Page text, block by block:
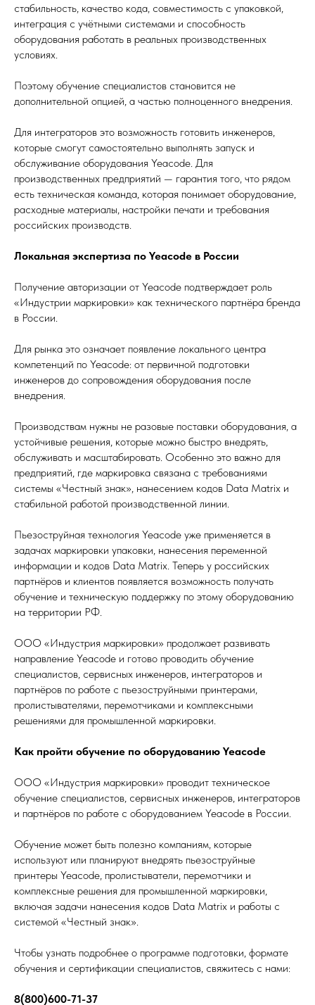
стабильность, качество кода, совместимость с упаковкой,
интеграция с учётными системами и способность
оборудования работать в реальных производственных
условиях.
Поэтому обучение специалистов становится не
дополнительной опцией, а частью полноценного внедрения.
Для интеграторов это возможность готовить инженеров,
которые смогут самостоятельно выполнять запуск и
обслуживание оборудования Yeacode. Для
производственных предприятий — гарантия того, что рядом
есть техническая команда, которая понимает оборудование,
расходные материалы, настройки печати и требования
российских производств.
Локальная экспертиза по Yeacode в России
Получение авторизации от Yeacode подтверждает роль
«Индустрии маркировки» как технического партнёра бренда
в России.
Для рынка это означает появление локального центра
компетенций по Yeacode: от первичной подготовки
инженеров до сопровождения оборудования после
внедрения.
Производствам нужны не разовые поставки оборудования, а
устойчивые решения, которые можно быстро внедрять,
обслуживать и масштабировать. Особенно это важно для
предприятий, где маркировка связана с требованиями
системы «Честный знак», нанесением кодов Data Matrix и
стабильной работой производственной линии.
Пьезоструйная технология Yeacode уже применяется в
задачах маркировки упаковки, нанесения переменной
информации и кодов Data Matrix. Теперь у российских
партнёров и клиентов появляется возможность получать
обучение и техническую поддержку по этому оборудованию
на территории РФ.
ООО «Индустрия маркировки» продолжает развивать
направление Yeacode и готово проводить обучение
специалистов, сервисных инженеров, интеграторов и
партнёров по работе с пьезоструйными принтерами,
пролистывателями, перемотчиками и комплексными
решениями для промышленной маркировки.
Как пройти обучение по оборудованию Yeacode
ООО «Индустрия маркировки» проводит техническое
обучение специалистов, сервисных инженеров, интеграторов
и партнёров по работе с оборудованием Yeacode в России.
Обучение может быть полезно компаниям, которые
используют или планируют внедрять пьезоструйные
принтеры Yeacode, пролистыватели, перемотчики и
комплексные решения для промышленной маркировки,
включая задачи нанесения кодов Data Matrix и работы с
системой «Честный знак».
Чтобы узнать подробнее о программе подготовки, формате
обучения и сертификации специалистов, свяжитесь с нами:
8(800)600-71-37